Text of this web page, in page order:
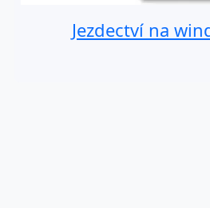
Jezdectví na